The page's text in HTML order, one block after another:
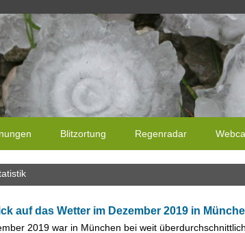
Blitzortung Regenradar
auf das Wetter im Dezember 2019 in
2019 war in München bei weit